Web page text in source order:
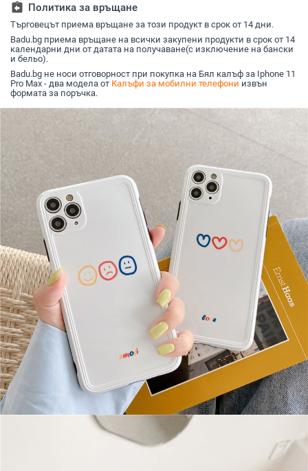
assignment_return Политика за връщане
Търговецът приема връщане за този продукт в срок от 14 дни.
Badu.bg приема връщане на всички закупени продукти в срок от 14
календарни дни от датата на получаване(с изключение на бански
и бельо).
Badu.bg не носи отговорност при покупка на Бял калъф за Iphone 11
Pro Max - два модела от Калъфи за мобилни телефони извън
формата за поръчка.